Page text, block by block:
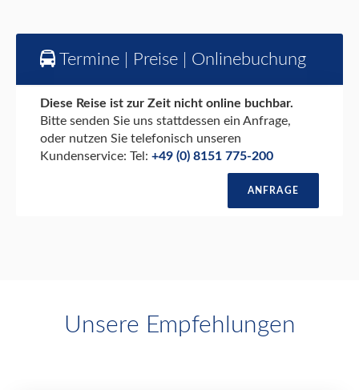
Termine | Preise | Onlinebuchung
Diese Reise ist zur Zeit nicht online buchbar.
Bitte senden Sie uns stattdessen ein Anfrage,
oder nutzen Sie telefonisch unseren
Kundenservice: Tel: +49 (0) 8151 775-200
ANFRAGE
Unsere Empfehlungen